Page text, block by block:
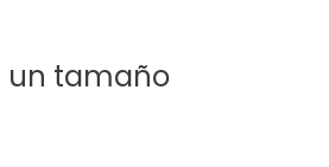
un tamaño